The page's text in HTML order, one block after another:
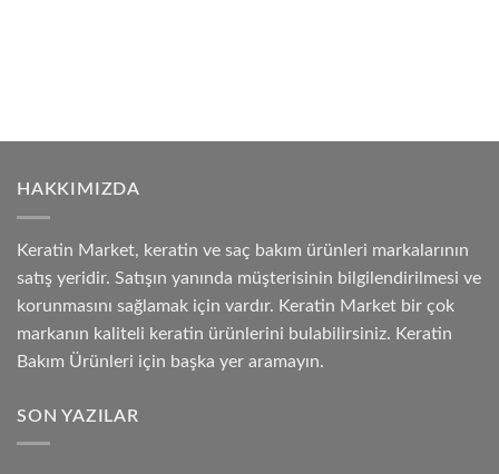
HAKKIMIZDA
Keratin Market, keratin ve saç bakım ürünleri markalarının
satış yeridir. Satışın yanında müşterisinin bilgilendirilmesi ve
korunmasını sağlamak için vardır. Keratin Market bir çok
markanın kaliteli keratin ürünlerini bulabilirsiniz. Keratin
Bakım Ürünleri için başka yer aramayın.
SON YAZILAR